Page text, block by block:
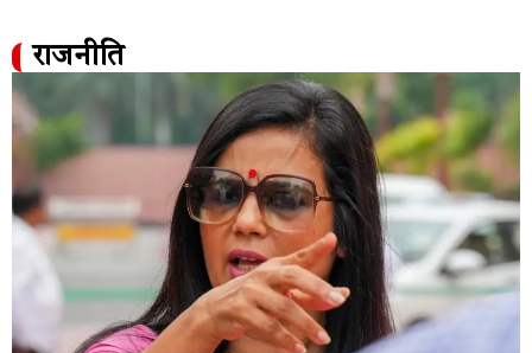
राजनीति